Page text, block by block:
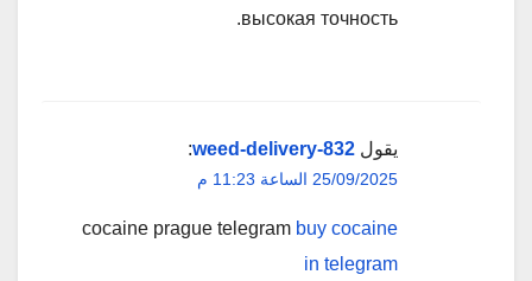
высокая точность.
يقول weed-delivery-832
:
25/09/2025 الساعة 11:23 م
cocaine prague telegram buy cocaine
in telegram